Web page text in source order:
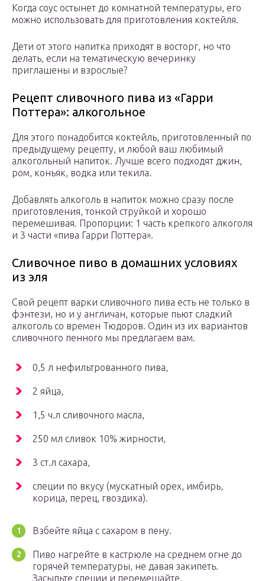
Когда соус остынет до комнатной температуры, его
можно использовать для приготовления коктейля.
Дети от этого напитка приходят в восторг, но что
делать, если на тематическую вечеринку
приглашены и взрослые?
Рецепт сливочного пива из «Гарри
Поттера»: алкогольное
Для этого понадобится коктейль, приготовленный по
предыдущему рецепту, и любой ваш любимый
алкогольный напиток. Лучше всего подходят джин,
ром, коньяк, водка или текила.
Добавлять алкоголь в напиток можно сразу после
приготовления, тонкой струйкой и хорошо
перемешивая. Пропорции: 1 часть крепкого алкоголя
и 3 части «пива Гарри Поттера».
Сливочное пиво в домашних условиях
из эля
Свой рецепт варки сливочного пива есть не только в
фэнтези, но и у англичан, которые пьют сладкий
алкоголь со времен Тюдоров. Один из их вариантов
сливочного пенного мы предлагаем вам.
0,5 л нефильтрованного пива,
2 яйца,
1,5 ч.л сливочного масла,
250 мл сливок 10% жирности,
3 ст.л сахара,
специи по вкусу (мускатный орех, имбирь,
корица, перец, гвоздика).
Взбейте яйца с сахаром в пену.
Пиво нагрейте в кастрюле на среднем огне до
горячей температуры, не давая закипеть.
Засыпьте специи и перемешайте.